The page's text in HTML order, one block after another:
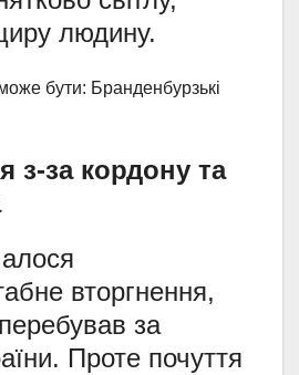
людину.
з-за кордону та
вторгнення,
за
Проте почуття